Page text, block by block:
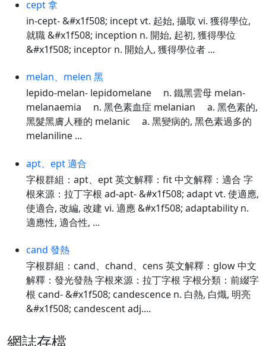
cept 拿
in-cept- &#x1f508; incept vt. 起始, 攝取 vi. 獲得學位,
就職 &#x1f508; inception n. 開始, 起初, 獲得學位
&#x1f508; inceptor n. 開始人, 獲得學位者 ...
melan、melen 黑
lepido-melan- lepidomelane n. 鐵黑雲母 melan-
melanaemia n. 黑色素血症 melanian a. 黑色素的,
黑髮黑膚人種的 melanic a. 黑變病的, 黑色素過多的
melaniline ...
apt、ept 適合
字根群組：apt、ept 英文解釋：fit 中文解釋：適合 字
根來源：拉丁字根 ad-apt- &#x1f508; adapt vt. 使適應,
使適合, 改編, 改建 vi. 適應 &#x1f508; adaptability n.
適應性, 適合性, ...
cand 發熱
字根群組：cand、chand、cens 英文解釋：glow 中文
解釋：發光發熱 字根來源：拉丁字根 字根分類：前綴字
根 cand- &#x1f508; candescence n. 白熱, 白熾, 明亮
&#x1f508; candescent adj....
網誌存檔